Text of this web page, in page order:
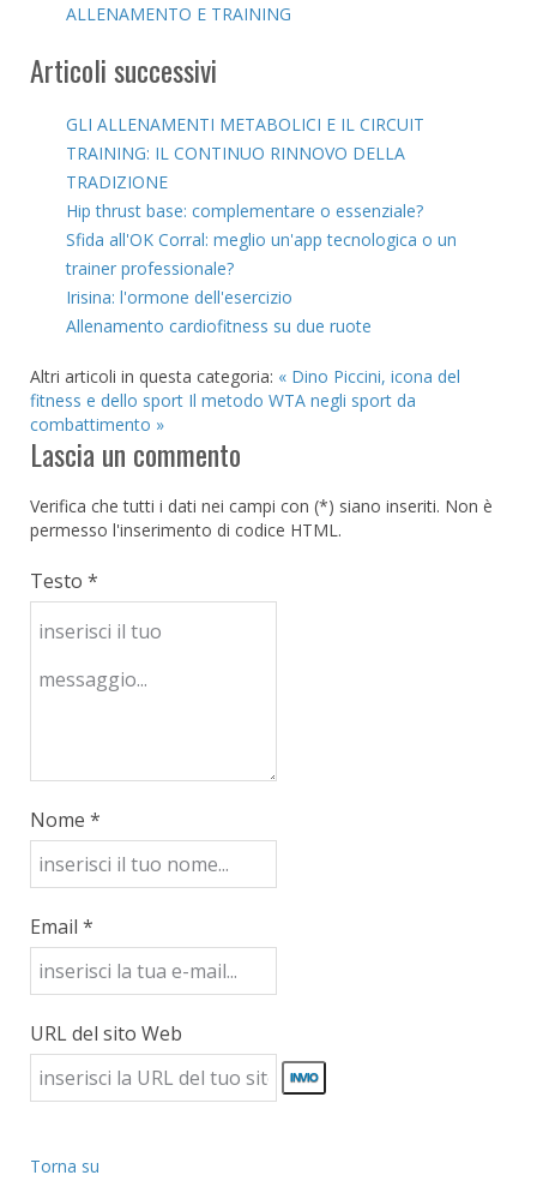
ALLENAMENTO E TRAINING
Articoli successivi
GLI ALLENAMENTI METABOLICI E IL CIRCUIT
TRAINING: IL CONTINUO RINNOVO DELLA
TRADIZIONE
Hip thrust base: complementare o essenziale?
Sfida all'OK Corral: meglio un'app tecnologica o un
trainer professionale?
Irisina: l'ormone dell'esercizio
Allenamento cardiofitness su due ruote
Altri articoli in questa categoria: « Dino Piccini, icona del
fitness e dello sport Il metodo WTA negli sport da
combattimento »
Lascia un commento
Verifica che tutti i dati nei campi con (*) siano inseriti. Non è
permesso l'inserimento di codice HTML.
Testo *
Nome *
Email *
URL del sito Web
Torna su